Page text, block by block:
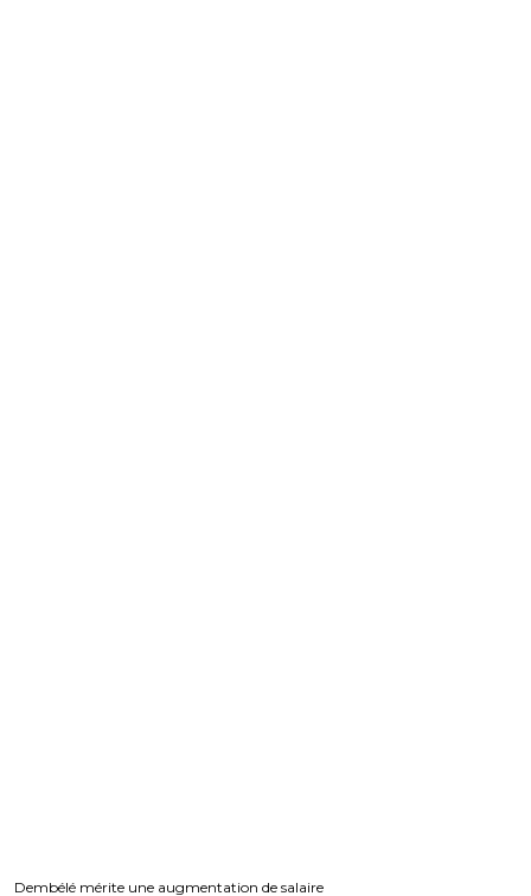
Dembélé mérite une augmentation de salaire